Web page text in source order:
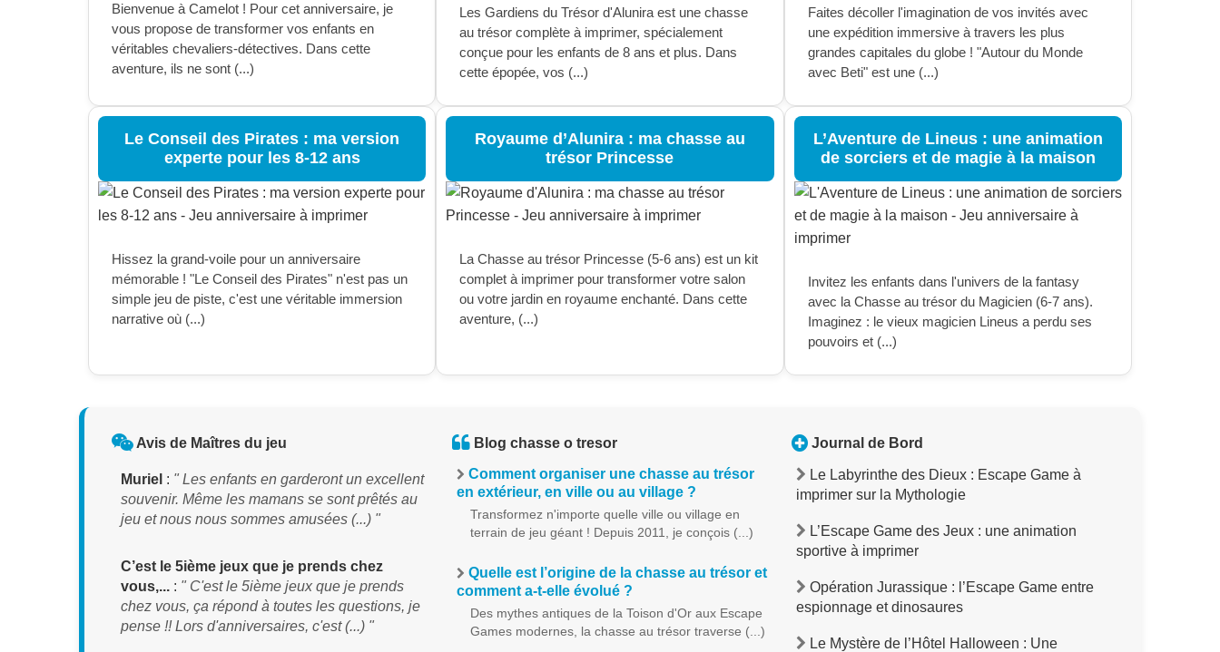
Bienvenue à Camelot ! Pour cet anniversaire, je
vous propose de transformer vos enfants en
véritables chevaliers-détectives. Dans cette
aventure, ils ne sont (...)
Les Gardiens du Trésor d'Alunira est une chasse
au trésor complète à imprimer, spécialement
conçue pour les enfants de 8 ans et plus. Dans
cette épopée, vos (...)
Faites décoller l'imagination de vos invités avec
une expédition immersive à travers les plus
grandes capitales du globe ! "Autour du Monde
avec Beti" est une (...)
Le Conseil des Pirates : ma version
experte pour les 8-12 ans
Hissez la grand-voile pour un anniversaire
mémorable ! "Le Conseil des Pirates" n'est pas un
simple jeu de piste, c'est une véritable immersion
narrative où (...)
Royaume d’Alunira : ma chasse au
trésor Princesse
La Chasse au trésor Princesse (5-6 ans) est un kit
complet à imprimer pour transformer votre salon
ou votre jardin en royaume enchanté. Dans cette
aventure, (...)
L’Aventure de Lineus : une animation
de sorciers et de magie à la maison
Invitez les enfants dans l'univers de la fantasy
avec la Chasse au trésor du Magicien (6-7 ans).
Imaginez : le vieux magicien Lineus a perdu ses
pouvoirs et (...)
Avis de Maîtres du jeu
Muriel : " Les enfants en garderont un excellent
souvenir. Même les mamans se sont prêtés au
jeu et nous nous sommes amusées (...) "
C’est le 5ième jeux que je prends chez
vous,... : " C'est le 5ième jeux que je prends
chez vous, ça répond à toutes les questions, je
pense !! Lors d'anniversaires, c'est (...) "
Blog chasse o tresor
Comment organiser une chasse au trésor
en extérieur, en ville ou au village ?
Transformez n'importe quelle ville ou village en
terrain de jeu géant ! Depuis 2011, je conçois (...)
Quelle est l’origine de la chasse au trésor et
comment a-t-elle évolué ?
Des mythes antiques de la Toison d'Or aux Escape
Games modernes, la chasse au trésor traverse (...)
Journal de Bord
Le Labyrinthe des Dieux : Escape Game à
imprimer sur la Mythologie
L’Escape Game des Jeux : une animation
sportive à imprimer
Opération Jurassique : l’Escape Game entre
espionnage et dinosaures
Le Mystère de l’Hôtel Halloween : Une